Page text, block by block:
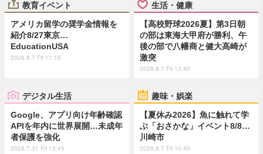
教育イベント
アメリカ留学の奨学金情報を
紹介8/27東京…
EducationUSA
2026.8.7 Fri 11:15
生活・健康
【高校野球2026夏】第3日朝
の部は東海大甲府が勝利、午
後の部で八幡商と健大高崎が
激突
2026.8.7 Fri 12:45
デジタル生活
Google、アプリ向け年齢確認
APIを年内に世界展開…未成年
者保護を強化
2026.7.31 Fri 13:45
趣味・娯楽
【夏休み2026】魚に触れて学
ぶ「おさかな」イベント8/8…
川崎市
2026.8.7 Fri 10:45